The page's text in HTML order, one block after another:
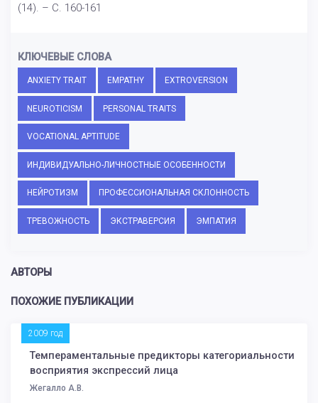
(14). – С. 160-161
КЛЮЧЕВЫЕ СЛОВА
ANXIETY TRAIT EMPATHY EXTROVERSION
NEUROTICISM PERSONAL TRAITS
VOCATIONAL APTITUDE
ИНДИВИДУАЛЬНО-ЛИЧНОСТНЫЕ ОСОБЕННОСТИ
НЕЙРОТИЗМ ПРОФЕССИОНАЛЬНАЯ СКЛОННОСТЬ
ТРЕВОЖНОСТЬ ЭКСТРАВЕРСИЯ ЭМПАТИЯ
АВТОРЫ
ПОХОЖИЕ ПУБЛИКАЦИИ
2009 год
Темпераментальные предикторы категориальности
восприятия экспрессий лица
Жегалло А.В.